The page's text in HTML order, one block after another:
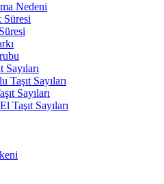
Nedeni
Sayıları
Taşıt Sayıları
Sayıları
Taşıt Sayıları